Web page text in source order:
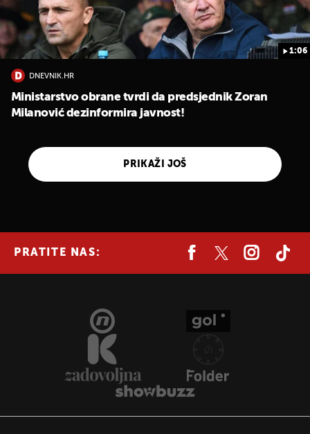
1:06
DNEVNIK.HR
Ministarstvo obrane tvrdi da predsjednik Zoran
Milanović dezinformira javnost!
PRIKAŽI JOŠ
PRATITE NAS: